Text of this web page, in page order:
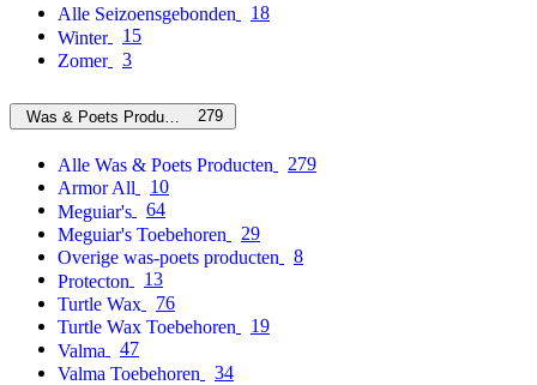
Alle Seizoensgebonden
18
Winter
15
Zomer
3
Was & Poets Producten 279
Alle Was & Poets Producten
279
Armor All
10
Meguiar's
64
Meguiar's Toebehoren
29
Overige was-poets producten
8
Protecton
13
Turtle Wax
76
Turtle Wax Toebehoren
19
Valma
47
Valma Toebehoren
34